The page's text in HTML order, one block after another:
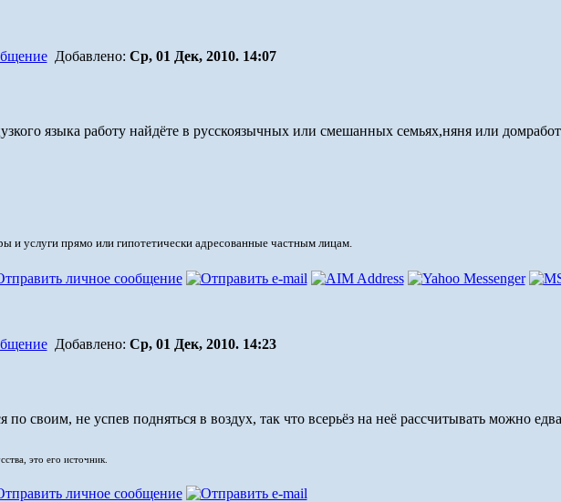
Добавлено: Ср, 01 Дек, 2010. 14:07
языка работу найдёте в русскоязычных или смешанных семьях,няня или
и услуги прямо или гипотетически адресованные частным лицам.
Добавлено: Ср, 01 Дек, 2010. 14:23
по своим, не успев подняться в воздух, так что всерьёз на неё рассчитывать можно
это его источник.